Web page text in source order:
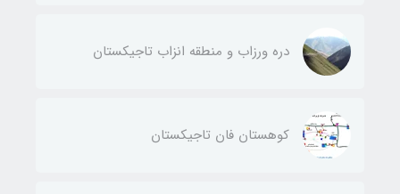
دره ورزاب و منطقه انزاب تاجیکستان
كوهستان‌ فان تاجیکستان